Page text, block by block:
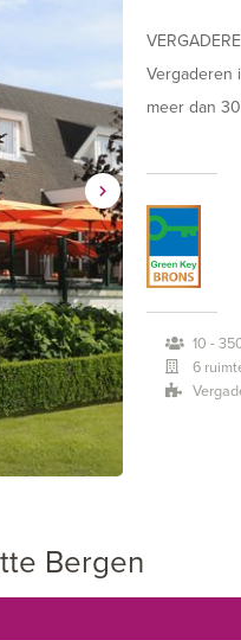
Vergaderen
meer dan
helemaal
Onze
verzorgen
10 -
6
Bergen